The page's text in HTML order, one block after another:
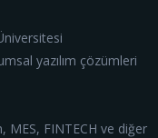
yazılım çözümleri
MES, FINTECH ve diğer